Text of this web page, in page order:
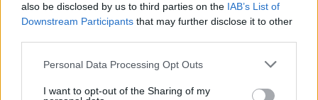
also be disclosed by us to third parties on the IAB’s List of
Downstream Participants that may further disclose it to other
Personal Data Processing Opt Outs
I want to opt-out of the Sharing of my
14:32
εκατομμύρια επιβάτες
Άνοιξε η πλατφόρμα για ενισχύσεις de minimis ύψους